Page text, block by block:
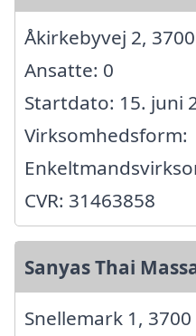
Åkirkebyvej 2,
Ansatte: 0
Startdato: 15. juni
Virksomhedsform:
CVR: 31463858
Sanyas Thai
Snellemark 1,